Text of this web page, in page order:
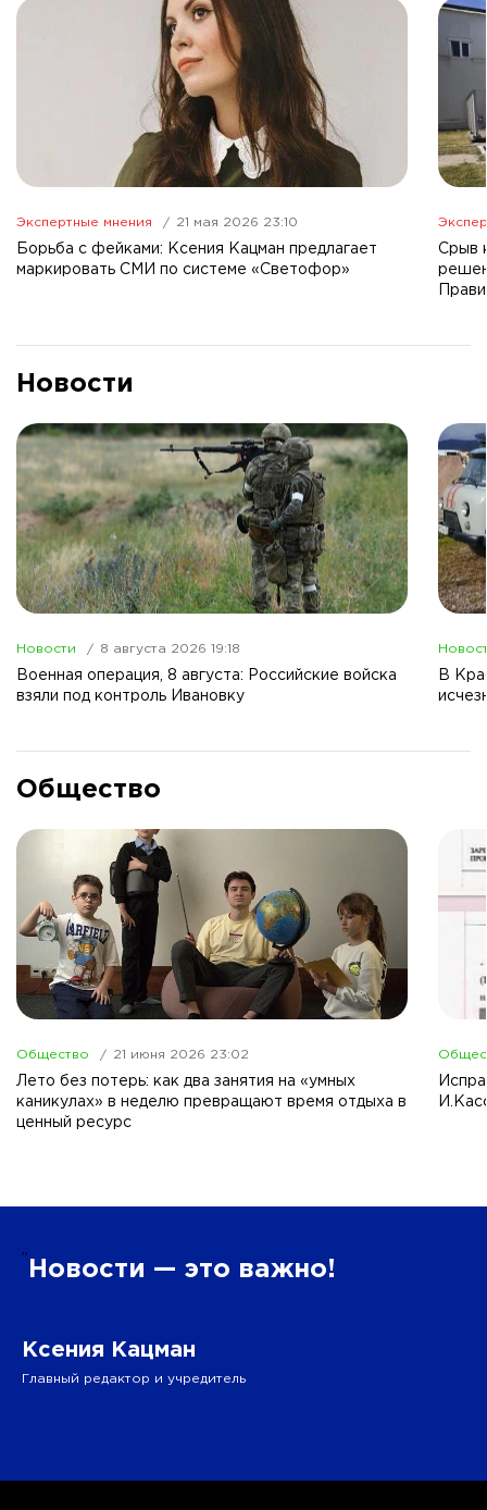
Экспертные мнения 21 мая 2026 23:10
Борьба с фейками: Ксения Кацман предлагает
маркировать СМИ по системе «Светофор»
Срыв
Новости
Новости 8 августа 2026 19:18
Военная операция, 8 августа: Российские войска
взяли под контроль Ивановку
В
Общество
Общество 21 июня 2026 23:02
Лето без потерь: как два занятия на «умных
каникулах» в неделю превращают время отдыха в
ценный ресурс
” Новости — это важно!
Ксения Кацман
Главный редактор и учредитель